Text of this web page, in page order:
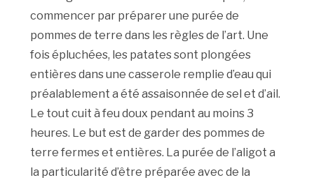
commencer par préparer une purée de
pommes de terre dans les règles de l’art. Une
fois épluchées, les patates sont plongées
entières dans une casserole remplie d’eau qui
préalablement a été assaisonnée de sel et d’ail.
Le tout cuit à feu doux pendant au moins 3
heures. Le but est de garder des pommes de
terre fermes et entières. La purée de l’aligot a
la particularité d’être préparée avec de la